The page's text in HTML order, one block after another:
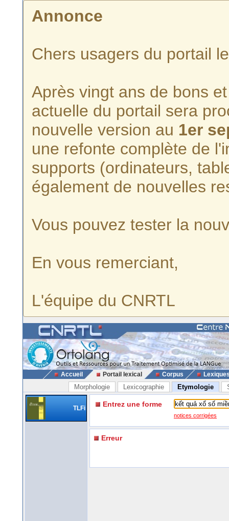
Annonce
Chers usagers du portail
Après vingt ans de bons
actuelle du portail sera
nouvelle version au 1er
une refonte complète de
supports (ordinateurs,
également de nouvelles
Vous pouvez tester la
En vous remerciant,
L'équipe du CNRTL
Accueil Portail lexical Corpus
Morphologie Lexicographie Etymologie
TLFi Entrez une forme
notices corrigées
Erreur